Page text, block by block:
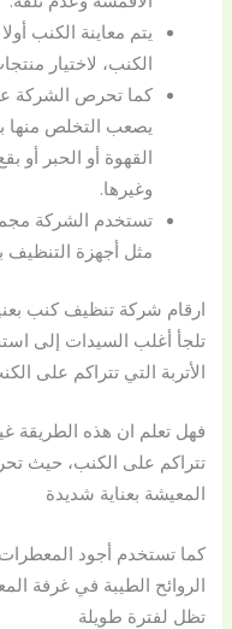
يتم معاينة الكنب
الكنب، لاختيار
كما تحرص الشركة
يصعب التخلص منها
القهوة أو الحبر أو
وغيرها.
تستخدم الشركة
مثل أجهزة التنظيف
ارقام شركة تنظيف كنب
تلجأ أغلب السيدات إلى
الأتربة التي تتراكم على
فهل تعلم ان هذه الطريقة
تتراكم على الكنب، حيث
المعيشة بعناية شديدة
كما تستخدم أجود
الروائح الطيبة في غرفة
تظل لفترة طويلة